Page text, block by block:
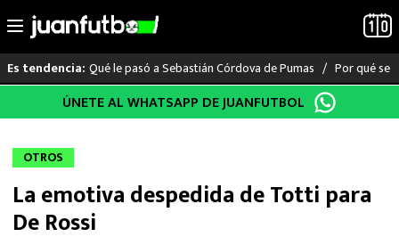
al
Es tendencia: Qué le pasó a Sebastián Córdova de Pumas Por qué se
LO ÚLTIMO
LIGA MX
RAYADOS
ÚNETE AL WHATSAPP DE JUANFUTBOL
OTROS
La emotiva despedida de Totti para
De Rossi